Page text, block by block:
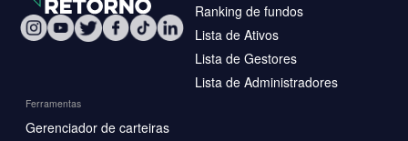
Ranking de fundos
Lista de Ativos
Lista de Gestores
Lista de Administradores
Ferramentas
Gerenciador de carteiras